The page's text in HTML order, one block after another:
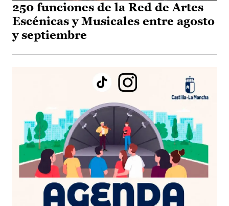
250 funciones de la Red de Artes
Escénicas y Musicales entre agosto
y septiembre